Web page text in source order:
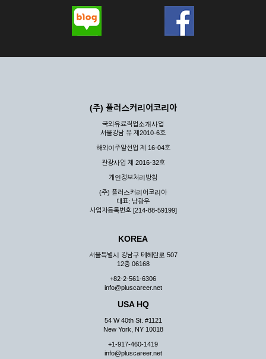
(주) 플러스커리어코리아
국외유료직업소개사업
서울강남 유 제2010-6호
해외이주알선업 제 16-04호
관광사업 제 2016-32호
개인정보처리방침
(주) 플러스커리어코리아
대표: 남광우
사업자등록번호 [214-88-59199]
KOREA
서울특별시 강남구 테헤란로 507
12층 06168
+82-2-561-6306
info@pluscareer.net
USA HQ
54 W 40th St. #1121
New York, NY 10018
+1-917-460-1419
info@pluscareer.net